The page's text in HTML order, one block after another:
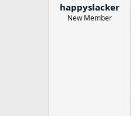
happyslacker
New Member